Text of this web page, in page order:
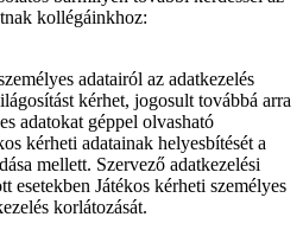
kollégáinkhoz:
adatairól az adatkezelés
kérhet, jogosult továbbá arra
adatokat géppel olvasható
kérheti adatainak helyesbítését a
mellett. Szervező adatkezelési
esetekben Játékos kérheti személyes
korlátozását.